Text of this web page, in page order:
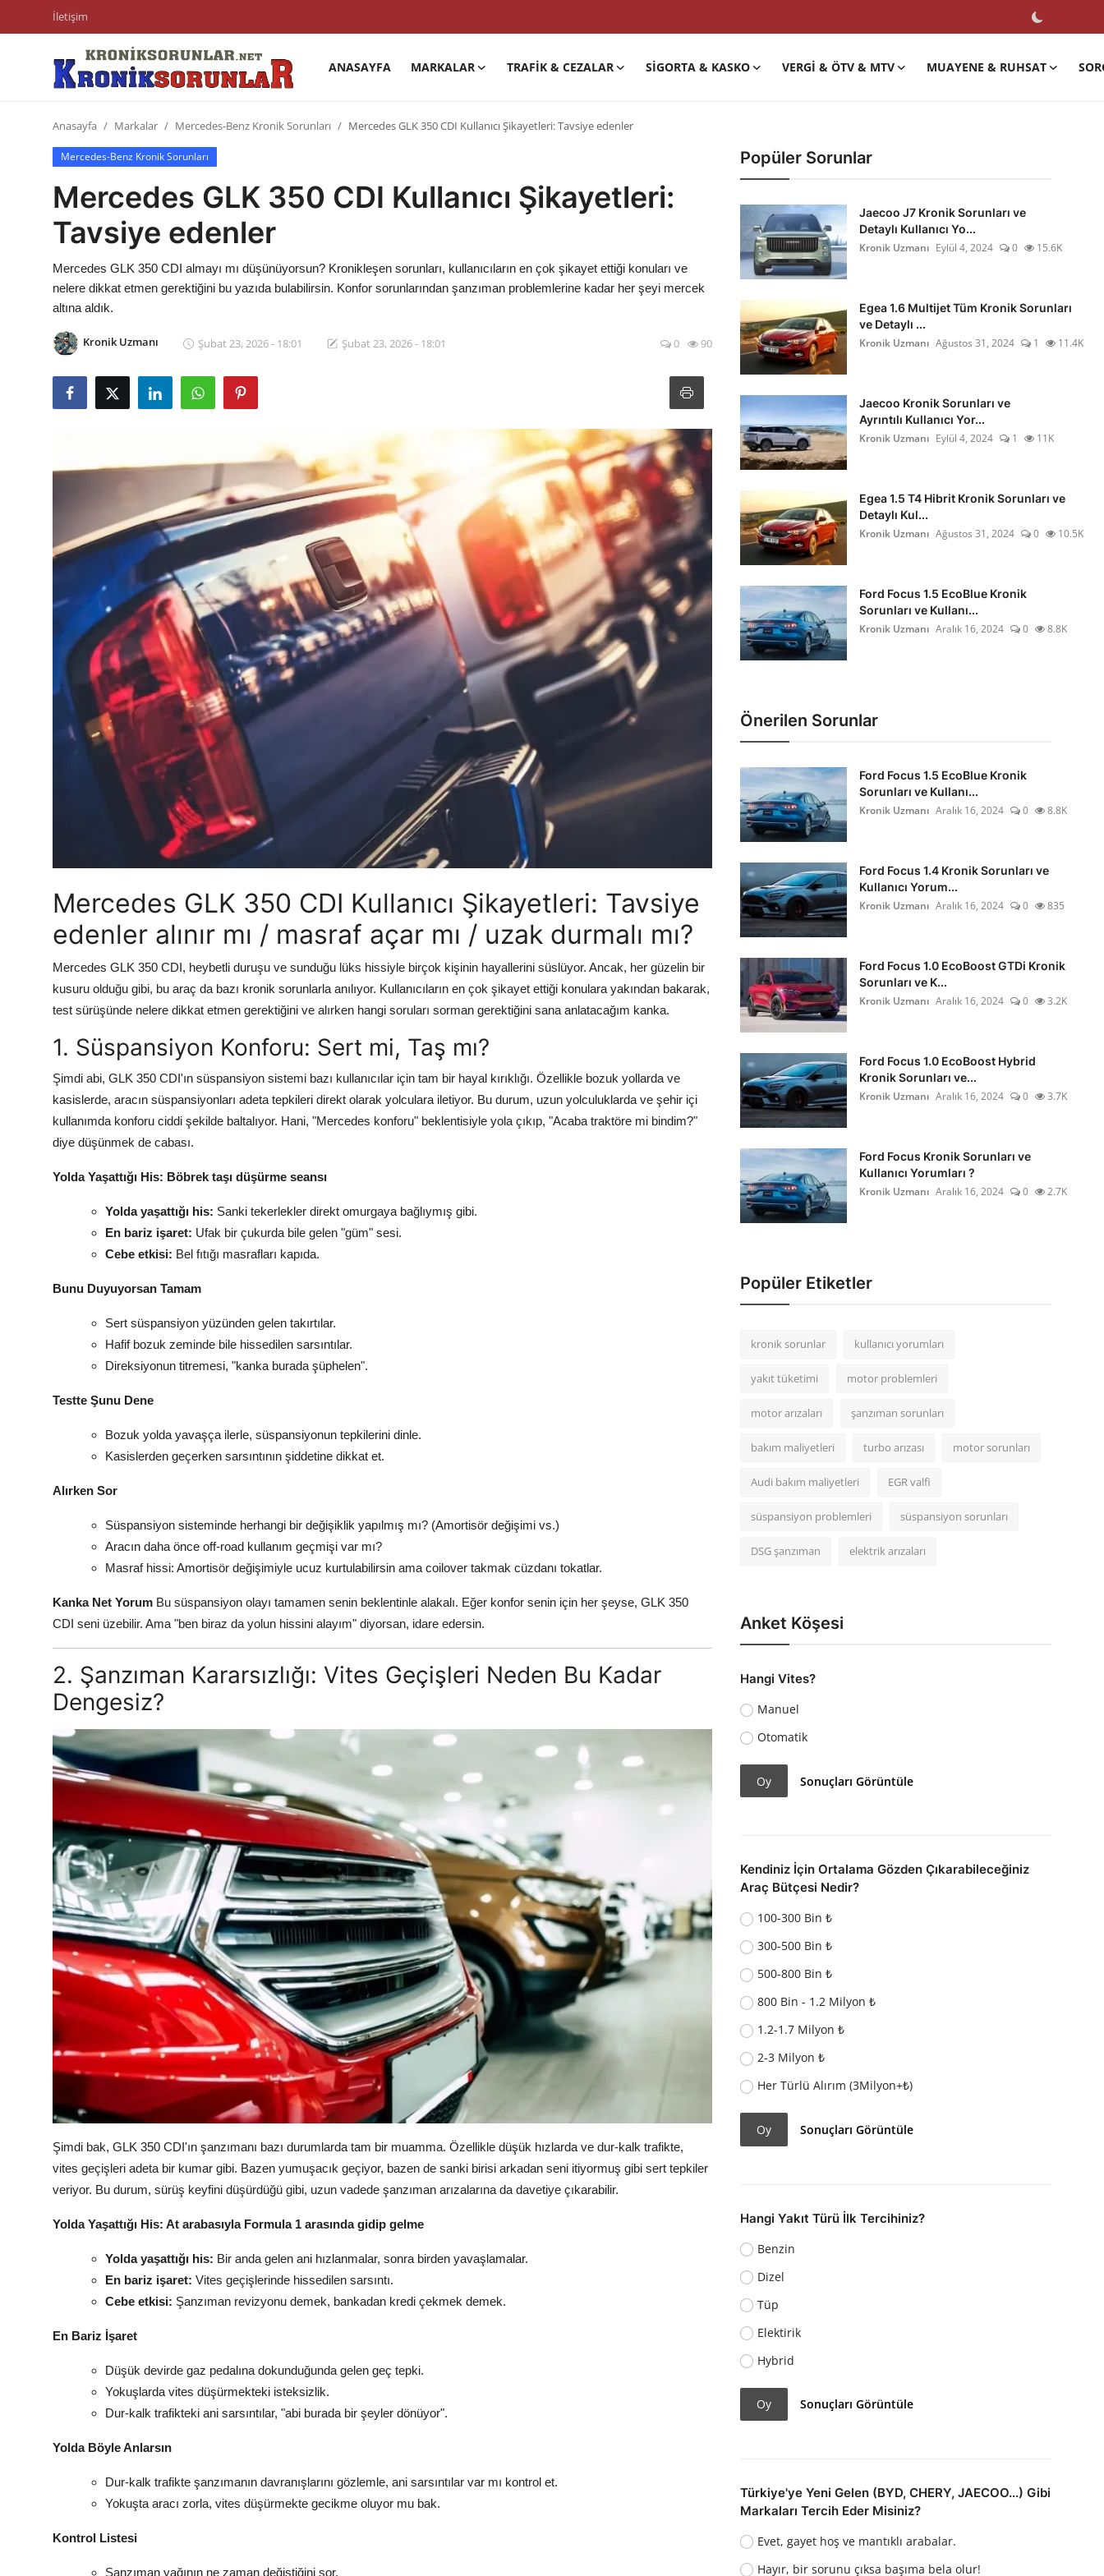
İletişim
ANASAYFA MARKALAR TRAFIK & CEZALAR SIGORTA & KASKO VERGI & ÖTV & MTV MUAYENE & RUHSAT
Trafik & Cezalar
Sigorta & Kasko
Vergi & ÖTV & MTV
Sorgulamalar
İkinci El & Alım-Satım
Elektrikli & Hibrit
Sürüş & Güvenlik
Lastik & Jant
Yağlar & Sıvılar
LPG & Yakıt
Elektrik & Akü
Klima & Konfor
Aydınlatma & Görüş
Şanzıman & Aktarma
Anasayfa Markalar Mercedes-Benz Kronik Sorunları Mercedes GLK 350 CDI Kullanıcı Şikayetleri: Tavsiye edenler
Mercedes-Benz Kronik Sorunları
Mercedes GLK 350 CDI Kullanıcı Şikayetleri:
Tavsiye edenler
Mercedes GLK 350 CDI almayı mı düşünüyorsun? Kronikleşen sorunları, kullanıcıların en çok şikayet ettiği konuları ve
nelere dikkat etmen gerektiğini bu yazıda bulabilirsin. Konfor sorunlarından şanzıman problemlerine kadar her şeyi mercek
altına aldık.
Kronik Uzmanı Şubat 23, 2026 - 18:01 Şubat 23, 2026 - 18:01 0 90
Mercedes GLK 350 CDI Kullanıcı Şikayetleri: Tavsiye
edenler alınır mı / masraf açar mı / uzak durmalı mı?
Mercedes GLK 350 CDI, heybetli duruşu ve sunduğu lüks hissiyle birçok kişinin hayallerini süslüyor. Ancak, her güzelin bir
kusuru olduğu gibi, bu araç da bazı kronik sorunlarla anılıyor. Kullanıcıların en çok şikayet ettiği konulara yakından bakarak,
test sürüşünde nelere dikkat etmen gerektiğini ve alırken hangi soruları sorman gerektiğini sana anlatacağım kanka.
1. Süspansiyon Konforu: Sert mi, Taş mı?
Şimdi abi, GLK 350 CDI'ın süspansiyon sistemi bazı kullanıcılar için tam bir hayal kırıklığı. Özellikle bozuk yollarda ve
kasislerde, aracın süspansiyonları adeta tepkileri direkt olarak yolculara iletiyor. Bu durum, uzun yolculuklarda ve şehir içi
kullanımda konforu ciddi şekilde baltalıyor. Hani, "Mercedes konforu" beklentisiyle yola çıkıp, "Acaba traktöre mi bindim?"
diye düşünmek de cabası.
Yolda Yaşattığı His: Böbrek taşı düşürme seansı
Yolda yaşattığı his: Sanki tekerlekler direkt omurgaya bağlıymış gibi.
En bariz işaret: Ufak bir çukurda bile gelen "güm" sesi.
Cebe etkisi: Bel fıtığı masrafları kapıda.
Bunu Duyuyorsan Tamam
Sert süspansiyon yüzünden gelen takırtılar.
Hafif bozuk zeminde bile hissedilen sarsıntılar.
Direksiyonun titremesi, "kanka burada şüphelen".
Testte Şunu Dene
Bozuk yolda yavaşça ilerle, süspansiyonun tepkilerini dinle.
Kasislerden geçerken sarsıntının şiddetine dikkat et.
Alırken Sor
Süspansiyon sisteminde herhangi bir değişiklik yapılmış mı? (Amortisör değişimi vs.)
Aracın daha önce off-road kullanım geçmişi var mı?
Masraf hissi: Amortisör değişimiyle ucuz kurtulabilirsin ama coilover takmak cüzdanı tokatlar.
Kanka Net Yorum Bu süspansiyon olayı tamamen senin beklentinle alakalı. Eğer konfor senin için her şeyse, GLK 350
CDI seni üzebilir. Ama "ben biraz da yolun hissini alayım" diyorsan, idare edersin.
2. Şanzıman Kararsızlığı: Vites Geçişleri Neden Bu Kadar
Dengesiz?
Şimdi bak, GLK 350 CDI'ın şanzımanı bazı durumlarda tam bir muamma. Özellikle düşük hızlarda ve dur-kalk trafikte,
vites geçişleri adeta bir kumar gibi. Bazen yumuşacık geçiyor, bazen de sanki birisi arkadan seni itiyormuş gibi sert tepkiler
veriyor. Bu durum, sürüş keyfini düşürdüğü gibi, uzun vadede şanzıman arızalarına da davetiye çıkarabilir.
Yolda Yaşattığı His: At arabasıyla Formula 1 arasında gidip gelme
Yolda yaşattığı his: Bir anda gelen ani hızlanmalar, sonra birden yavaşlamalar.
En bariz işaret: Vites geçişlerinde hissedilen sarsıntı.
Cebe etkisi: Şanzıman revizyonu demek, bankadan kredi çekmek demek.
En Bariz İşaret
Düşük devirde gaz pedalına dokunduğunda gelen geç tepki.
Yokuşlarda vites düşürmekteki isteksizlik.
Dur-kalk trafikteki ani sarsıntılar, "abi burada bir şeyler dönüyor".
Yolda Böyle Anlarsın
Dur-kalk trafikte şanzımanın davranışlarını gözlemle, ani sarsıntılar var mı kontrol et.
Yokuşta aracı zorla, vites düşürmekte gecikme oluyor mu bak.
Kontrol Listesi
Şanzıman yağının ne zaman değiştiğini sor.
Popüler Sorunlar
Jaecoo J7 Kronik Sorunları ve
Detaylı Kullanıcı Yo...
Kronik Uzmanı Eylül 4, 2024 0 15.6K
Egea 1.6 Multijet Tüm Kronik Sorunları
ve Detaylı ...
Kronik Uzmanı Ağustos 31, 2024 1 11.4K
Jaecoo Kronik Sorunları ve
Ayrıntılı Kullanıcı Yor...
Kronik Uzmanı Eylül 4, 2024 1 11K
Egea 1.5 T4 Hibrit Kronik Sorunları ve
Detaylı Kul...
Kronik Uzmanı Ağustos 31, 2024 0 10.5K
Ford Focus 1.5 EcoBlue Kronik
Sorunları ve Kullanı...
Kronik Uzmanı Aralık 16, 2024 0 8.8K
Önerilen Sorunlar
Ford Focus 1.5 EcoBlue Kronik
Sorunları ve Kullanı...
Kronik Uzmanı Aralık 16, 2024 0 8.8K
Ford Focus 1.4 Kronik Sorunları ve
Kullanıcı Yorum...
Kronik Uzmanı Aralık 16, 2024 0 835
Ford Focus 1.0 EcoBoost GTDi Kronik
Sorunları ve K...
Kronik Uzmanı Aralık 16, 2024 0 3.2K
Ford Focus 1.0 EcoBoost Hybrid
Kronik Sorunları ve...
Kronik Uzmanı Aralık 16, 2024 0 3.7K
Ford Focus Kronik Sorunları ve
Kullanıcı Yorumları ?
Kronik Uzmanı Aralık 16, 2024 0 2.7K
Popüler Etiketler
kronik sorunlar kullanıcı yorumları
yakıt tüketimi motor problemleri
motor arızaları şanzıman sorunları
bakım maliyetleri turbo arızası motor sorunları
Audi bakım maliyetleri EGR valfi
süspansiyon problemleri süspansiyon sorunları
DSG şanzıman elektrik arızaları
Anket Köşesi
Hangi Vites?
Manuel
Otomatik
Oy Sonuçları Görüntüle
Kendiniz İçin Ortalama Gözden Çıkarabileceğiniz
Araç Bütçesi Nedir?
100-300 Bin ₺
300-500 Bin ₺
500-800 Bin ₺
800 Bin - 1.2 Milyon ₺
1.2-1.7 Milyon ₺
2-3 Milyon ₺
Her Türlü Alırım (3Milyon+₺)
Oy Sonuçları Görüntüle
Hangi Yakıt Türü İlk Tercihiniz?
Benzin
Dizel
Tüp
Elektirik
Hybrid
Oy Sonuçları Görüntüle
Türkiye'ye Yeni Gelen (BYD, CHERY, JAECOO...) Gibi
Markaları Tercih Eder Misiniz?
Evet, gayet hoş ve mantıklı arabalar.
Hayır, bir sorunu çıksa başıma bela olur!